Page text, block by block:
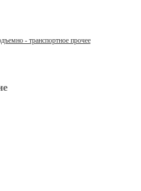
- транспортное прочее